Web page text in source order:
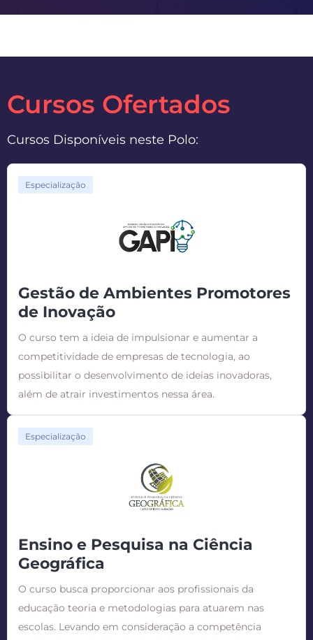
Cursos Ofertados
Cursos Disponíveis neste Polo:
Especialização
Gestão de Ambientes Promotores
de Inovação
O curso tem a ideia de impulsionar e aumentar a
competitividade de empresas de tecnologia, ao
possibilitar o desenvolvimento de ideias inovadoras,
além de atrair investimentos nessa área.
Especialização
Ensino e Pesquisa na Ciência
Geográfica
O curso busca proporcionar aos profissionais da
educação teoria e metodologias para atuarem nas
escolas. Levando em consideração a competência